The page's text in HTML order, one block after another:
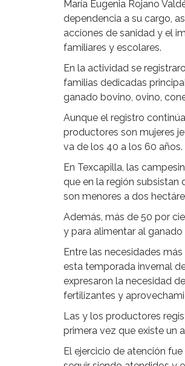
María Eugenia Rojano
dependencia a su cargo,
acciones de sanidad y el
familiares y escolares.
En la actividad se
familias dedicadas
ganado bovino, ovino,
Aunque el registro
productores son mujeres
va de los 40 a los 60 años.
En Texcapilla, las
que en la región subsistan
son menores a dos
Además, más de 50 por
y para alimentar al ganado
Entre las necesidades
esta temporada invernal
expresaron la necesidad
fertilizantes y
Las y los productores
primera vez que existe un
El ejercicio de atención